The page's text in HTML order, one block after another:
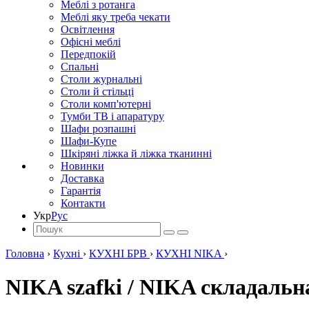
Меблі з ротанга
Меблі яку треба чекати
Освітлення
Офісні меблі
Передпокій
Спальні
Столи журнальні
Столи й стільці
Столи комп'ютерні
Тумби ТВ і апаратуру
Шафи розпашні
Шафи-Купе
Шкіряні ліжка й ліжка тканинні
Новинки
Доставка
Гарантія
Контакти
УкрРус
Головна › Кухні › КУХНІ БРВ › КУХНІ NIKA ›
NIKA szafki / NIKA